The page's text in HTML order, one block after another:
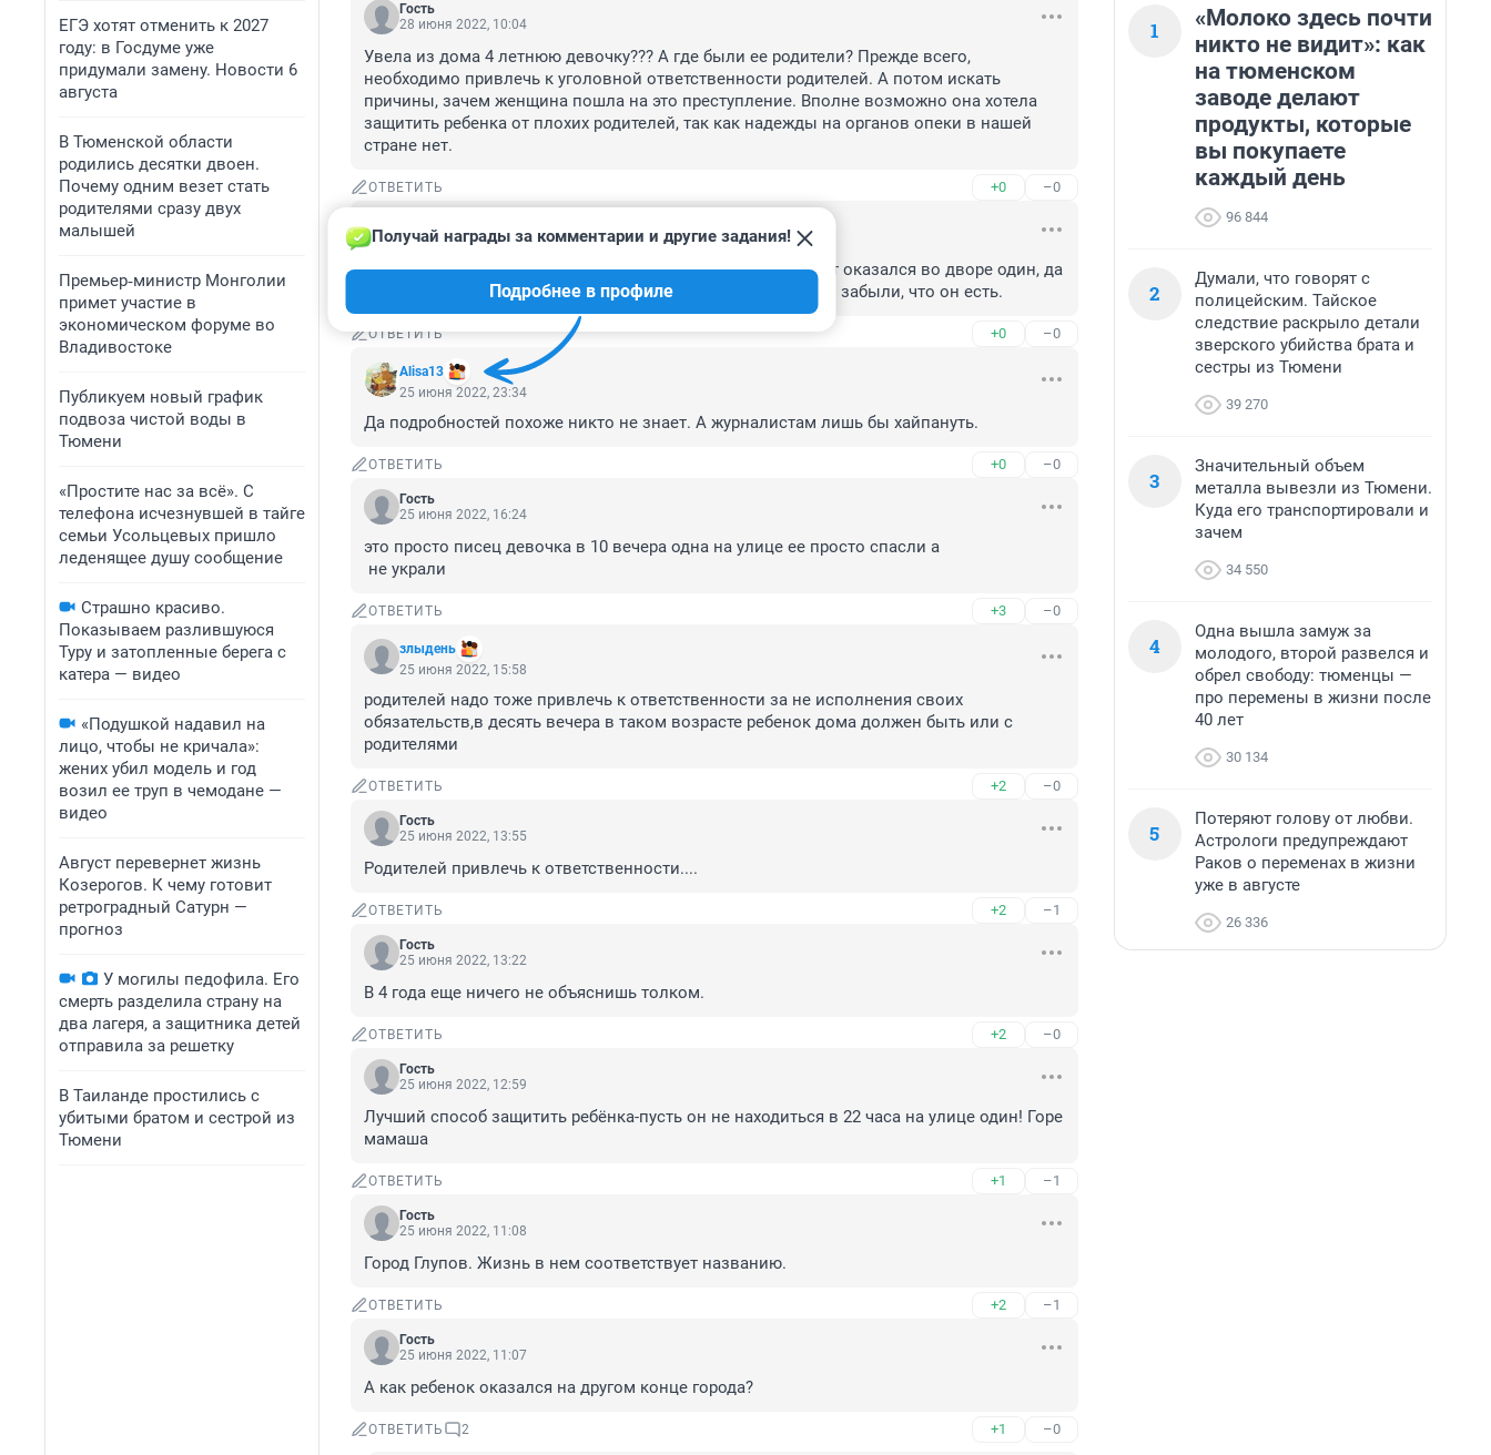
ЕГЭ хотят отменить к 2027
году: в Госдуме уже
придумали замену. Новости 6
августа
В Тюменской области
родились десятки двоен.
Почему одним везет стать
родителями сразу двух
малышей
Премьер‑министр Монголии
примет участие в
экономическом форуме во
Владивостоке
Публикуем новый график
подвоза чистой воды в
Тюмени
«Простите нас за всё». С
телефона исчезнувшей в тайге
семьи Усольцевых пришло
леденящее душу сообщение
Страшно красиво.
Показываем разлившуюся
Туру и затопленные берега с
катера — видео
«Подушкой надавил на
лицо, чтобы не кричала»:
жених убил модель и год
возил ее труп в чемодане —
видео
Август перевернет жизнь
Козерогов. К чему готовит
ретроградный Сатурн —
прогноз
У могилы педофила. Его
смерть разделила страну на
два лагеря, а защитника детей
отправила за решетку
В Таиланде простились с
убитыми братом и сестрой из
Тюмени
Гость
28 июня 2022, 10:04
Увела из дома 4 летнюю девочку??? А где были ее родители? Прежде всего,
необходимо привлечь к уголовной ответственности родителей. А потом искать
причины, зачем женщина пошла на это преступление. Вполне возможно она хотела
защитить ребенка от плохих родителей, так как надежды на органов опеки в нашей
стране нет.
ОТВЕТИТЬ +0 –0
26 июня 2022, 12:55
У меня тоже первый вопрос к родителям, как ребёнок 4 лет оказался во дворе один, да
ещё и в 22 часа??? Видимо, пособие получили на ребёнка и забыли, что он есть.
ОТВЕТИТЬ +0 –0
Alisa13
Получай награды за комментарии и другие задания!
Подробнее в профиле
25 июня 2022, 23:34
Да подробностей похоже никто не знает. А журналистам лишь бы хайпануть.
ОТВЕТИТЬ +0 –0
Гость
25 июня 2022, 16:24
это просто писец девочка в 10 вечера одна на улице ее просто спасли а
не украли
ОТВЕТИТЬ +3 –0
злыдень
25 июня 2022, 15:58
родителей надо тоже привлечь к ответственности за не исполнения своих
обязательств,в десять вечера в таком возрасте ребенок дома должен быть или с
родителями
ОТВЕТИТЬ +2 –0
Гость
25 июня 2022, 13:55
Родителей привлечь к ответственности....
ОТВЕТИТЬ +2 –1
Гость
25 июня 2022, 13:22
В 4 года еще ничего не объяснишь толком.
ОТВЕТИТЬ +2 –0
Гость
25 июня 2022, 12:59
Лучший способ защитить ребёнка-пусть он не находиться в 22 часа на улице один! Горе
мамаша
ОТВЕТИТЬ +1 –1
Гость
25 июня 2022, 11:08
Город Глупов. Жизнь в нем соответствует названию.
ОТВЕТИТЬ +2 –1
Гость
25 июня 2022, 11:07
А как ребенок оказался на другом конце города?
ОТВЕТИТЬ 2 +1 –0
1
«Молоко здесь почти
никто не видит»: как
на тюменском
заводе делают
продукты, которые
вы покупаете
каждый день
96 844
2
Думали, что говорят с
полицейским. Тайское
следствие раскрыло детали
зверского убийства брата и
сестры из Тюмени
39 270
3
Значительный объем
металла вывезли из Тюмени.
Куда его транспортировали и
зачем
34 550
4
Одна вышла замуж за
молодого, второй развелся и
обрел свободу: тюменцы —
про перемены в жизни после
40 лет
30 134
5
Потеряют голову от любви.
Астрологи предупреждают
Раков о переменах в жизни
уже в августе
26 336